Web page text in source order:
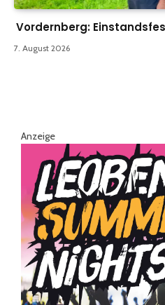
Vordernberg:
7. August 2026
Anzeige